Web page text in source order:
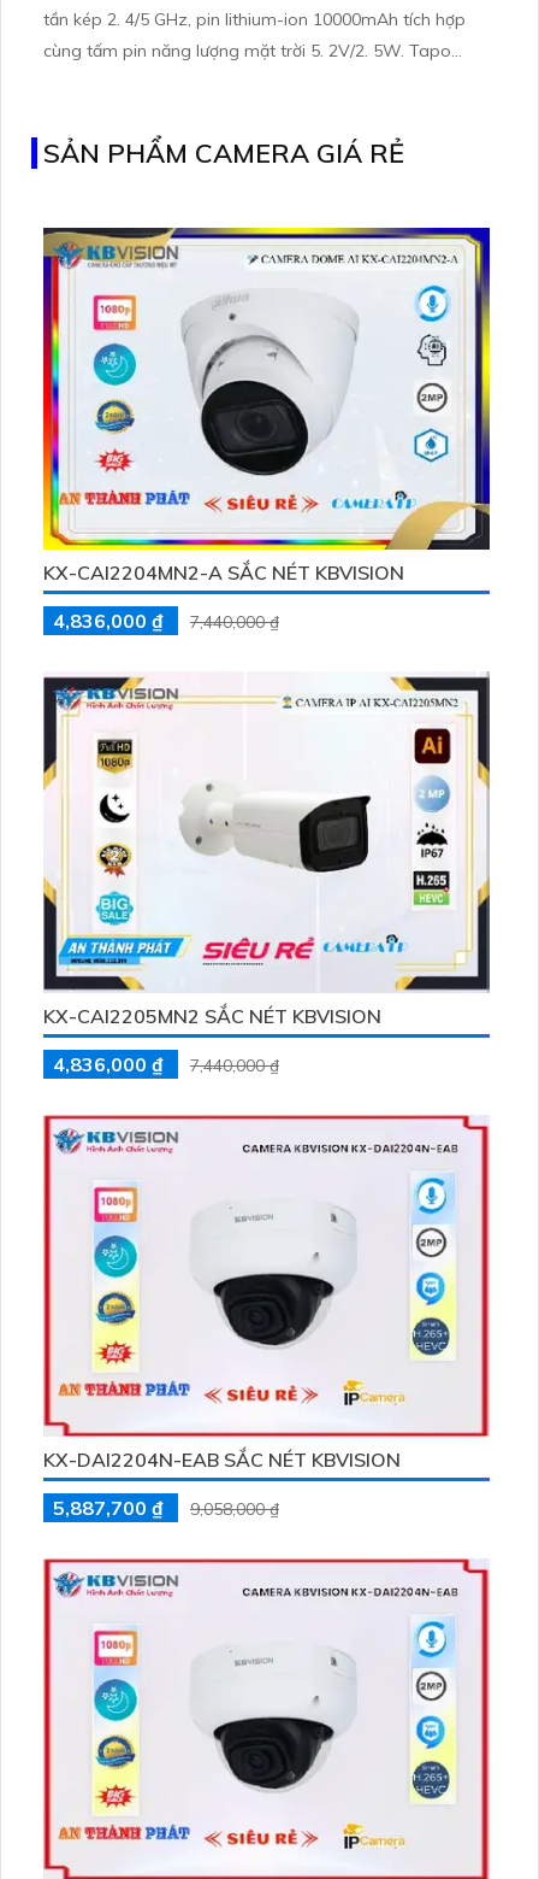
tần kép 2. 4/5 GHz, pin lithium-ion 10000mAh tích hợp
cùng tấm pin năng lượng mặt trời 5. 2V/2. 5W. Tapo
SẢN PHẨM CAMERA GIÁ RẺ
KX-CAI2204MN2-A SẮC NÉT KBVISION
4,836,000 ₫
7,440,000 ₫
KX-CAI2205MN2 SẮC NÉT KBVISION
4,836,000 ₫
7,440,000 ₫
KX-DAI2204N-EAB SẮC NÉT KBVISION
5,887,700 ₫
9,058,000 ₫